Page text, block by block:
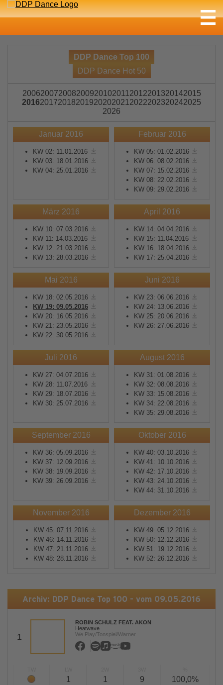
DDP Dance Top 100
DDP Dance Hot 50
200620072008200920102011 2012201320142015
201620172018201920202021 2022202320242025
2026
Januar 2016
KW 02: 11.01.2016
KW 03: 18.01.2016
KW 04: 25.01.2016
Februar 2016
KW 05: 01.02.2016
KW 06: 08.02.2016
KW 07: 15.02.2016
KW 08: 22.02.2016
KW 09: 29.02.2016
März 2016
KW 10: 07.03.2016
KW 11: 14.03.2016
KW 12: 21.03.2016
KW 13: 28.03.2016
April 2016
KW 14: 04.04.2016
KW 15: 11.04.2016
KW 16: 18.04.2016
KW 17: 25.04.2016
Mai 2016
KW 18: 02.05.2016
KW 19: 09.05.2016
KW 20: 16.05.2016
KW 21: 23.05.2016
KW 22: 30.05.2016
Juni 2016
KW 23: 06.06.2016
KW 24: 13.06.2016
KW 25: 20.06.2016
KW 26: 27.06.2016
Juli 2016
KW 27: 04.07.2016
KW 28: 11.07.2016
KW 29: 18.07.2016
KW 30: 25.07.2016
August 2016
KW 31: 01.08.2016
KW 32: 08.08.2016
KW 33: 15.08.2016
KW 34: 22.08.2016
KW 35: 29.08.2016
September 2016
KW 36: 05.09.2016
KW 37: 12.09.2016
KW 38: 19.09.2016
KW 39: 26.09.2016
Oktober 2016
KW 40: 03.10.2016
KW 41: 10.10.2016
KW 42: 17.10.2016
KW 43: 24.10.2016
KW 44: 31.10.2016
November 2016
KW 45: 07.11.2016
KW 46: 14.11.2016
KW 47: 21.11.2016
KW 48: 28.11.2016
Dezember 2016
KW 49: 05.12.2016
KW 50: 12.12.2016
KW 51: 19.12.2016
KW 52: 26.12.2016
Archiv: DDP Dance Top 100 - vom 09.05.2016
1
ROBIN SCHULZ FEAT. AKON
Heatwave
We Play/Tonspiel/Warner
1 1 9 100,0%